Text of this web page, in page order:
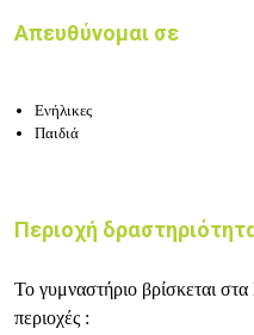
Απευθύνομαι σε
Ενήλικες
Παιδιά
Περιοχή
Το γυμναστήριο βρίσκεται στα
περιοχές :